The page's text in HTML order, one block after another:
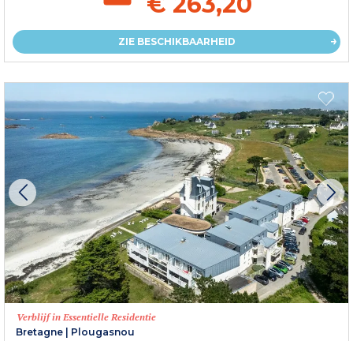
ZIE BESCHIKBAARHEID
Verblijf in Essentielle Residentie
Bretagne | Plougasnou